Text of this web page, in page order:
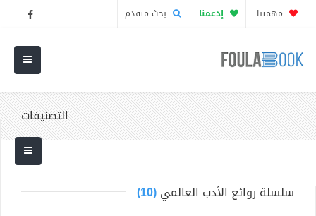
مهمتنا إدعمنا بحث متقدم
التصنيفات
سلسلة روائع الأدب العالمي(10)